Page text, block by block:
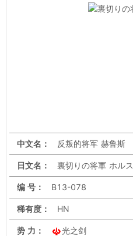
中文名： 反叛的将军 赫鲁斯
日文名： 裏切りの将軍 ホルス
编 号： B13-078
稀有度： HN
势 力： 光之剑